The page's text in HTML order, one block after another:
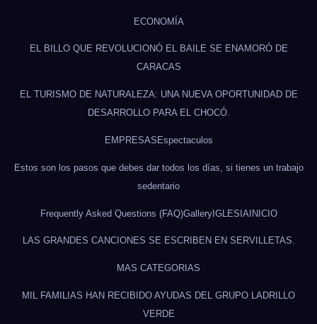
ECONOMÍA
EL BILLO QUE REVOLUCIONÓ EL BAILE SE ENAMORÓ DE
CARACAS
EL TURISMO DE NATURALEZA: UNA NUEVA OPORTUNIDAD DE
DESARROLLO PARA EL CHOCÓ.
EMPRESAS Espectaculos
Estos son los pasos que debes dar todos los días, si tienes un trabajo
sedentario
Frequently Asked Questions (FAQ)GalleryIGLESIAINICIO
LAS GRANDES CANCIONES SE ESCRIBEN EN SERVILLETAS.
MAS CATEGORIAS
MIL FAMILIAS HAN RECIBIDO AYUDAS DEL GRUPO LADRILLO
VERDE